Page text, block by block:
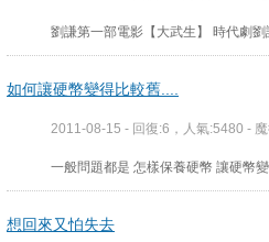
劉謙第一部電影【大武生】 時代劇
如何讓硬幣變得比較舊....
2011-08-15 - 回復:6，人氣:5480 -
一般問題都是 怎樣保養硬幣 讓硬幣
想回來又怕失去